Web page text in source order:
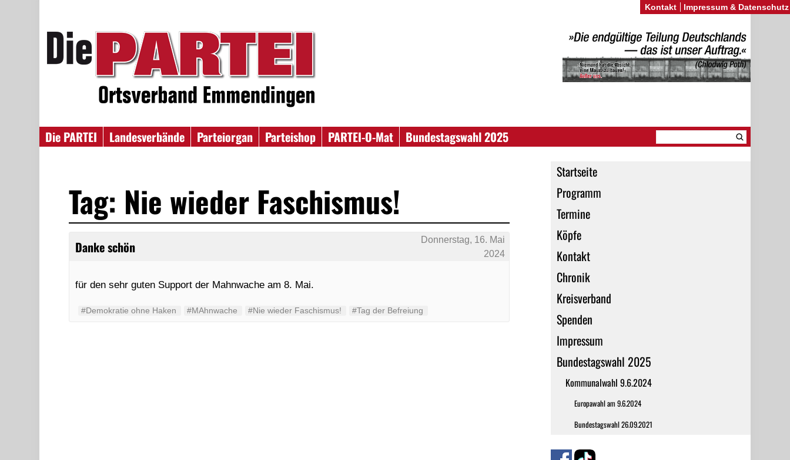
Die PARTEI Landesverbände Parteiorgan Parteishop PARTEI-O-Mat
Bundestagswahl 2025
Startseite
Programm
Termine
Köpfe
Kontakt
Chronik
Kreisverband
Spenden
Impressum
Bundestagswahl 2025
Kommunalwahl 9.6.2024
Europawahl am 9.6.2024
Bundestagswahl 26.09.2021
Tag: Nie wieder Faschismus!
Danke schön
Donnerstag, 16. Mai
2024
für den sehr guten Support der Mahnwache am 8. Mai.
#Demokratie ohne Haken #MAhnwache #Nie wieder Faschismus! #Tag der Befreiung
Kontakt Impressum & Datenschutz